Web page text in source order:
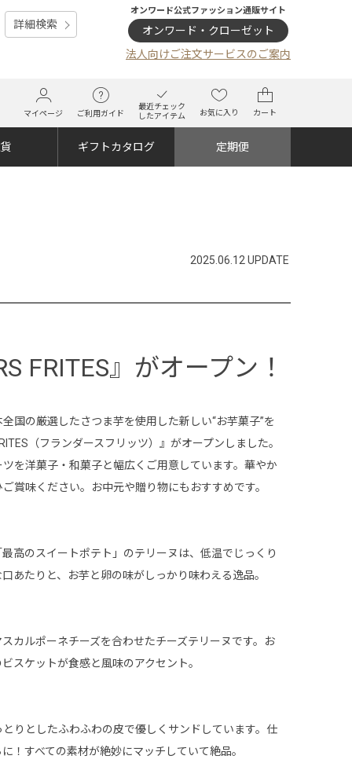
詳細検索
オンワード公式ファッション通販サイト
オンワード・クローゼット
法人向けご注文サービスのご案内
マイページ ご利用ガイド
最近チェック
したアイテム
お気に入り カート
ギフトカタログ 定期便
2025.06.12 UPDATE
FRITES』がオープン！
国の厳選したさつま芋を使用した新しい“お芋菓子”を
（フランダースフリッツ）』がオープンしました。
を洋菓子・和菓子と幅広くご用意しています。華やか
賞味ください。お中元や贈り物にもおすすめです。
高のスイートポテト」のテリーヌは、低温でじっくり
あたりと、お芋と卵の味がしっかり味わえる逸品。
カルポーネチーズを合わせたチーズテリーヌです。お
スケットが食感と風味のアクセント。
りとしたふわふわの皮で優しくサンドしています。仕
！すべての素材が絶妙にマッチしていて絶品。